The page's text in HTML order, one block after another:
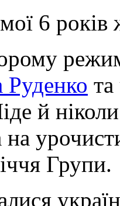
6 років
й
на
Групи.